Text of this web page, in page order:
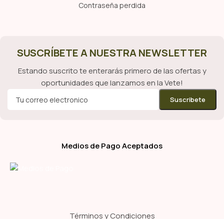
Contraseña perdida
SUSCRÍBETE A NUESTRA NEWSLETTER
Estando suscrito te enterarás primero de las ofertas y
oportunidades que lanzamos en la Vete!
Medios de Pago Aceptados
Términos y Condiciones